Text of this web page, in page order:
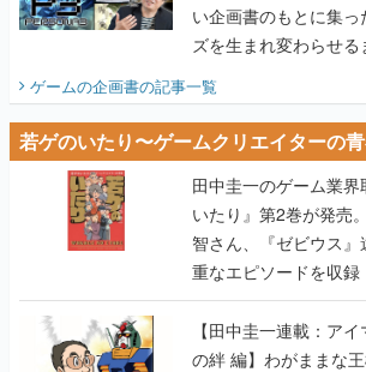
い企画書のもとに集っ
ズを生まれ変わらせ
ゲームの企画書の記事一覧
若ゲのいたり〜ゲームクリエイターの
田中圭一のゲーム業
いたり』第2巻が発売
智さん、『ゼビウス
重なエピソードを収録
【田中圭一連載：アイマ
の絆 編】わがままな